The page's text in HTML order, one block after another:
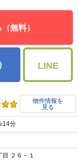
無料）
LINE
物件情報を
見る
14分
目 ２６－１